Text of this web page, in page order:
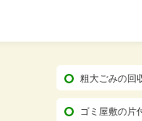
粗大ごみの回
ゴミ屋敷の片